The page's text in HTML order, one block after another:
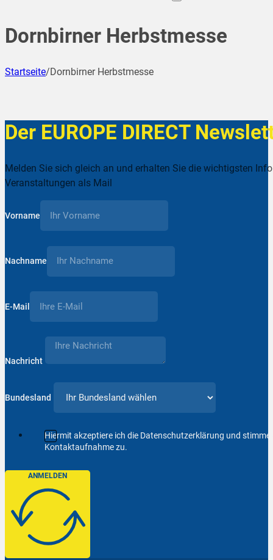
Dornbirner Herbstmesse
Startseite/Dornbirner Herbstmesse
Der EUROPE DIRECT
Melden Sie sich gleich an und erhalten Sie die wichtigsten
Veranstaltungen als Mail
Vorname
Nachname
E-Mail
Nachricht
Bundesland
Hiermit akzeptiere ich die Datenschutzerklärung und
Kontaktaufnahme zu.
ANMELDEN